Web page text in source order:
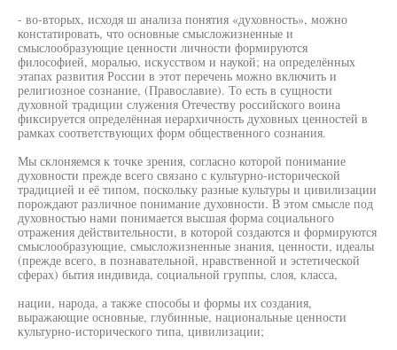
- во-вторых, исходя ш анализа понятия «духовность», можно
констатировать, что основные смысложизненные и
смыслообразующие ценности личности формируются
философией, моралью, искусством и наукой; на определённых
этапах развития России в этот перечень можно включить и
религиозное сознание, (Православие). То есть в сущности
духовной традиции служения Отечеству российского воина
фиксируется определённая иерархичность духовных ценностей в
рамках соответствующих форм общественного сознания.
Мы склоняемся к точке зрения, согласно которой понимание
духовности прежде всего связано с культурно-исторической
традицией и её типом, поскольку разные культуры и цивилизации
порождают различное понимание духовности. В этом смысле под
духовностью нами понимается высшая форма социального
отражения действительности, в которой создаются и формируются
смыслообразующие, смысложизненные знания, ценности, идеалы
(прежде всего, в познавательной, нравственной и эстетической
сферах) бытия индивида, социальной группы, слоя, класса,
нации, народа, а также способы и формы их создания,
выражающие основные, глубинные, национальные ценности
культурно-исторического типа, цивилизации;